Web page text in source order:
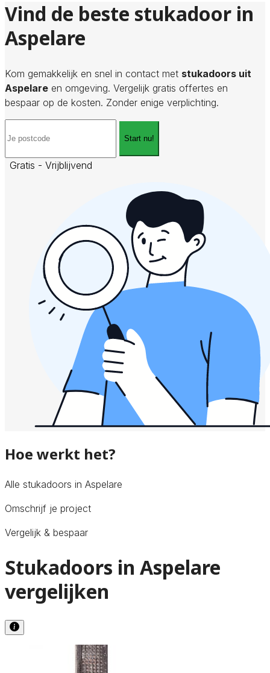
Vind de beste stukadoor in
Aspelare
Kom gemakkelijk en snel in contact met stukadoors uit
Aspelare en omgeving. Vergelijk gratis offertes en
bespaar op de kosten. Zonder enige verplichting.
Start nu!
Gratis - Vrijblijvend
Hoe werkt het?
Alle stukadoors in Aspelare
Omschrijf je project
Vergelijk & bespaar
Stukadoors in Aspelare
vergelijken